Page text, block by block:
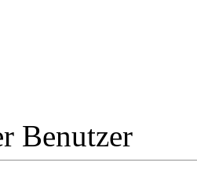
Benutzer